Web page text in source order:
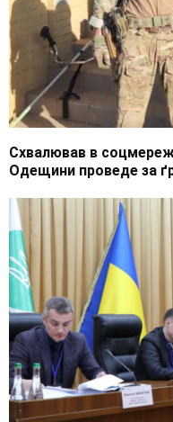
Схвалював в
Одещини проведе за